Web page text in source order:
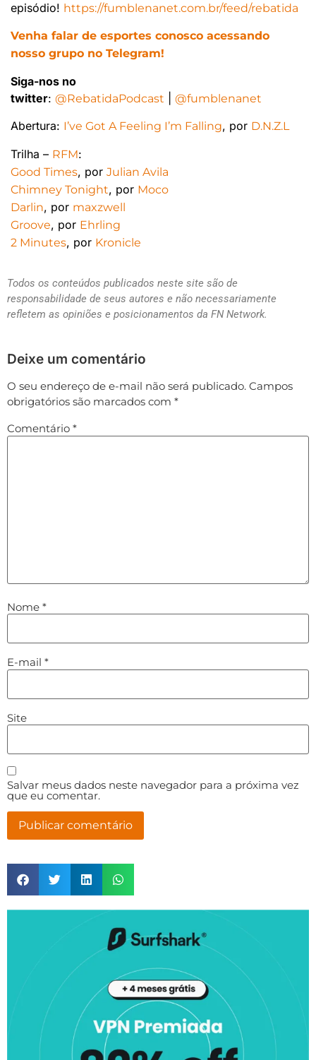
episódio! https://fumblenanet.com.br/feed/rebatida
Venha falar de esportes conosco acessando
nosso grupo no Telegram!
Siga-nos no
twitter: @RebatidaPodcast @fumblenanet
Abertura: I’ve Got A Feeling I’m Falling, por D.N.Z.L
Trilha – RFM:
Good Times, por Julian Avila
Chimney Tonight, por Moco
Darlin, por maxzwell
Groove, por Ehrling
2 Minutes, por Kronicle
Todos os conteúdos publicados neste site são de
responsabilidade de seus autores e não necessariamente
refletem as opiniões e posicionamentos da FN Network.
Deixe um comentário
O seu endereço de e-mail não será publicado. Campos
obrigatórios são marcados com *
Comentário *
Nome *
E-mail *
Site
Salvar meus dados neste navegador para a próxima vez
que eu comentar.